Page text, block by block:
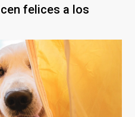
felices a los